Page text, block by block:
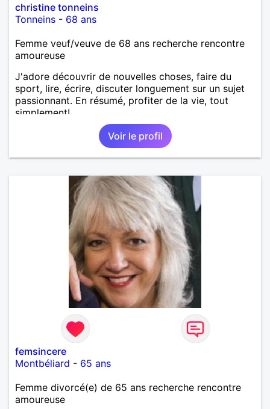
christine tonneins
Tonneins - 68 ans
Femme veuf/veuve de 68 ans recherche rencontre
amoureuse
J'adore découvrir de nouvelles choses, faire du
sport, lire, écrire, discuter longuement sur un sujet
passionnant. En résumé, profiter de la vie, tout
simplement!
Voir le profil
femsincere
Montbéliard - 65 ans
Femme divorcé(e) de 65 ans recherche rencontre
amoureuse